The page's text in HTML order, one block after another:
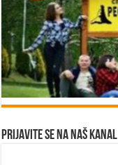
Prijavite se na naš kanal